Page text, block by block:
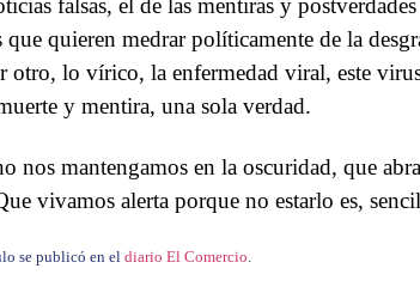
falsas, el de las mentiras y
que quieren medrar políticamente de la
otro, lo vírico, la enfermedad viral, este
y mentira, una sola verdad.
nos mantengamos en la oscuridad, que
vivamos alerta porque no estarlo es,
se publicó en el diario El Comercio